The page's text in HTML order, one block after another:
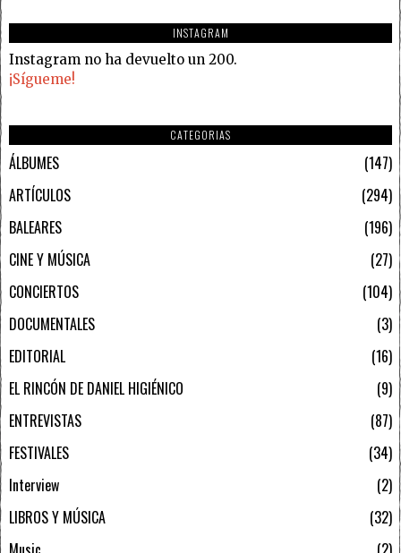
INSTAGRAM
Instagram no ha devuelto un 200.
¡Sígueme!
CATEGORIAS
ÁLBUMES
147
ARTÍCULOS
294
BALEARES
196
CINE Y MÚSICA
27
CONCIERTOS
104
DOCUMENTALES
3
EDITORIAL
16
EL RINCÓN DE DANIEL HIGIÉNICO
9
ENTREVISTAS
87
FESTIVALES
34
Interview
2
LIBROS Y MÚSICA
32